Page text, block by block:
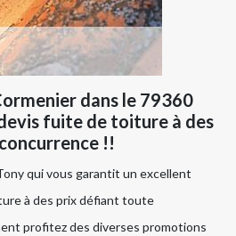
dans le 79360
fuite de toiture à des
!!
qui vous garantit un excellent
à des prix défiant toute
profitez des diverses promotions